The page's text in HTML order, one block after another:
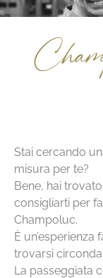
Arianna e Giorgio
Mara e Sandro
Cinzia e Andrea
Katrine e Ivan
Mattia
Danila
Arianna e Giorgio
Mara e Sandro
Cinzia e Andrea
Katrine e Ivan
Mattia
Danila
Arianna e Giorgio
Mara e Sandro
Cinzia e Andrea
Katrine e Ivan
Mattia
Danila
Stai cercando
misura per te?
Bene, hai
consigliarti per
Champoluc.
È
trovarsi
La passeggiata